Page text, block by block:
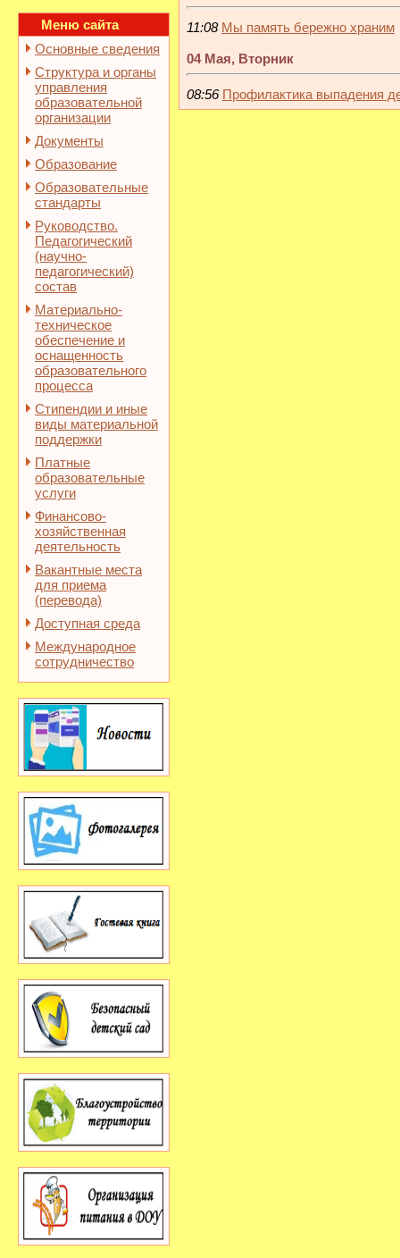
Меню сайта
Основные сведения
Структура и органы
управления
образовательной
организации
Документы
Образование
Образовательные
стандарты
Руководство.
Педагогический
(научно-
педагогический)
состав
Материально-
техническое
обеспечение и
оснащенность
образовательного
процесса
Стипендии и иные
виды материальной
поддержки
Платные
образовательные
услуги
Финансово-
хозяйственная
деятельность
Вакантные места
для приема
(перевода)
Доступная среда
Международное
сотрудничество
11:08 Мы память бережно храним
04 Мая, Вторник
08:56 Профилактика выпадения